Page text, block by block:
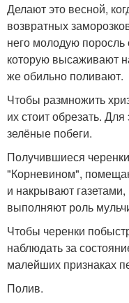
Делают это весной,
возвратных
него молодую
которую высаживают
же обильно поливают.
Чтобы размножить
их стоит обрезать.
зелёные побеги.
Получившиеся
"Корневином",
и накрывают
выполняют роль
Чтобы черенки
наблюдать за
малейших признаках
Полив.